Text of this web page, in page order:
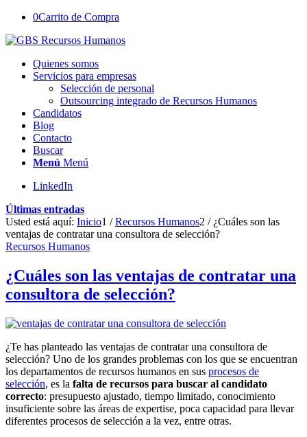
0Carrito de Compra
Quienes somos
Servicios para empresas
Selección de personal
Outsourcing integrado de Recursos Humanos
Candidatos
Blog
Contacto
Buscar
Menú Menú
LinkedIn
Últimas entradas
Usted está aquí: Inicio1 / Recursos Humanos2 / ¿Cuáles son las
ventajas de contratar una consultora de selección?
Recursos Humanos
¿Cuáles son las ventajas de contratar una
consultora de selección?
¿Te has planteado las ventajas de contratar una consultora de
selección? Uno de los grandes problemas con los que se encuentran
los departamentos de recursos humanos en sus procesos de
selección, es la falta de recursos para buscar al candidato
correcto: presupuesto ajustado, tiempo limitado, conocimiento
insuficiente sobre las áreas de expertise, poca capacidad para llevar
diferentes procesos de selección a la vez, entre otras.